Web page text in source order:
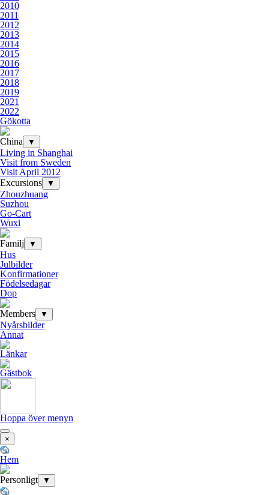
2010
2011
2012
2013
2014
2015
2016
2017
2018
2019
2021
2022
Gökotta
China
▼
Living in Shanghai
Visit from Sweden
Visit April 2012
Excursions
▼
Zhouzhuang
Suzhou
Go-Cart
Wuxi
Familj
▼
Hus
Julbilder
Konfirmationer
Födelsedagar
Dop
Members
▼
Nyårsbilder
Annat
Länkar
Gästbok
Hoppa över menyn
×
Hem
Personligt
▼